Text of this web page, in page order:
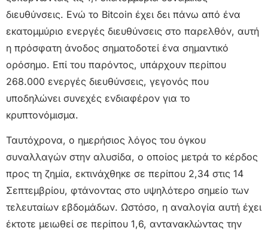
διευθύνσεις. Ενώ το Bitcoin έχει δει πάνω από ένα
εκατομμύριο ενεργές διευθύνσεις στο παρελθόν, αυτή
η πρόσφατη άνοδος σηματοδοτεί ένα σημαντικό
ορόσημο. Επί του παρόντος, υπάρχουν περίπου
268.000 ενεργές διευθύνσεις, γεγονός που
υποδηλώνει συνεχές ενδιαφέρον για το
κρυπτονόμισμα.
Ταυτόχρονα, ο ημερήσιος λόγος του όγκου
συναλλαγών στην αλυσίδα, ο οποίος μετρά το κέρδος
προς τη ζημία, εκτινάχθηκε σε περίπου 2,34 στις 14
Σεπτεμβρίου, φτάνοντας στο υψηλότερο σημείο των
τελευταίων εβδομάδων. Ωστόσο, η αναλογία αυτή έχει
έκτοτε μειωθεί σε περίπου 1,6, αντανακλώντας την